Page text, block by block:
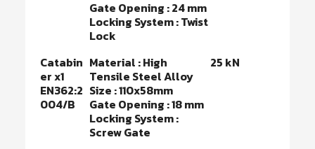
Gate Opening : 24 mm
Locking System : Twist
Lock
Catabin
er x1
EN362:2
004/B
Material : High
Tensile Steel Alloy
Size : 110x58mm
Gate Opening : 18 mm
Locking System :
Screw Gate
25 kN